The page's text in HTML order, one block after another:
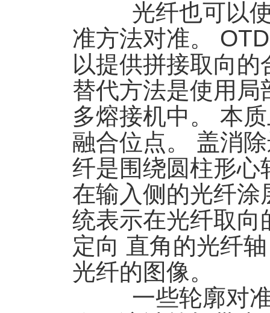
光纤也可以使
准方法对准。
以提供拼接取向
替代方法是使用
多熔接机中。 本
融合位点。 盖消
纤是围绕圆柱形心
在输入侧的光纤涂
统表示在光纤取向
定向 直角的光纤
光纤的图像。
一些轮廓对准